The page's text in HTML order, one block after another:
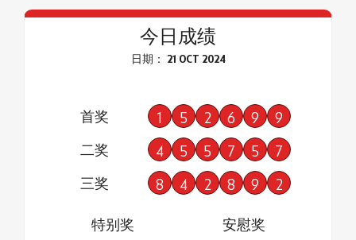
今日成绩
日期： 21 OCT 2024
首奖 1 5 2 6 9 9
二奖 4 5 5 7 5 7
三奖 8 4 2 8 9 2
特别奖
安慰奖